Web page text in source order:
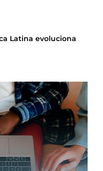
Latina evoluciona